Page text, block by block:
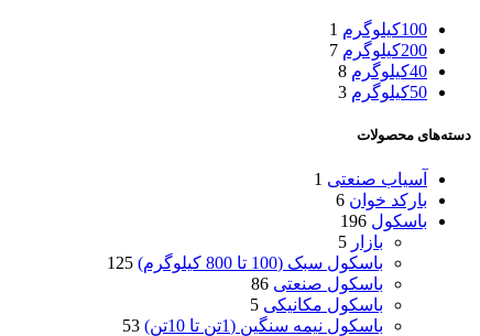
100کیلوگرم
1
200کیلوگرم
7
40کیلوگرم
8
50کیلوگرم
3
دسته‌های محصولات
آسیاب صنعتی 1
بارکد خوان 6
باسکول 196
بازار 5
باسکول سبک (100 تا 800 کیلوگرم)
125
باسکول صنعتی 86
باسکول مکانیکی 5
باسکول نیمه سنگین (1تن تا 10تن)
53